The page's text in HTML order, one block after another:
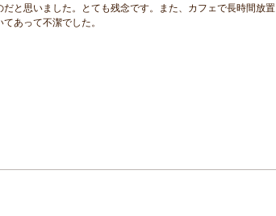
と思いました。とても残念です。また、カフェで長時間放置
あって不潔でした。